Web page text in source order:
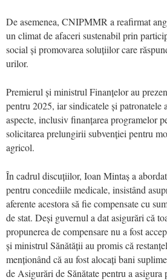
De asemenea, CNIPMMR a reafirmat
un climat de afaceri sustenabil prin
social și promovarea soluțiilor care
urilor.
Premierul și ministrul Finanțelor au
pentru 2025, iar sindicatele și patronatele
aspecte, inclusiv finanțarea programelor
solicitarea prelungirii subvenției pentru
agricol.
În cadrul discuțiilor, Ioan Mintaș a
pentru concediile medicale, insistând
aferente acestora să fie compensate cu
de stat. Deși guvernul a dat asigurări că
propunerea de compensare nu a fost
și ministrul Sănătății au promis că
menționând că au fost alocați bani
de Asigurări de Sănătate pentru a asigura